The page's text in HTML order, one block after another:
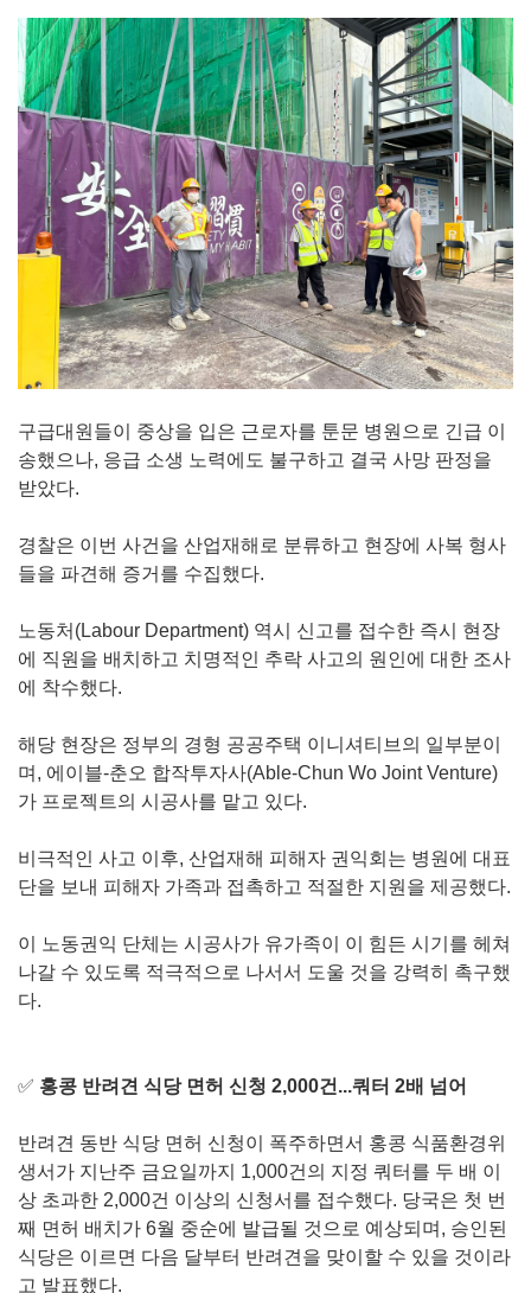
구급대원들이 중상을 입은 근로자를 툰문 병원으로 긴급 이
송했으나, 응급 소생 노력에도 불구하고 결국 사망 판정을
받았다.
경찰은 이번 사건을 산업재해로 분류하고 현장에 사복 형사
들을 파견해 증거를 수집했다.
노동처(Labour Department) 역시 신고를 접수한 즉시 현장
에 직원을 배치하고 치명적인 추락 사고의 원인에 대한 조사
에 착수했다.
해당 현장은 정부의 경형 공공주택 이니셔티브의 일부분이
며, 에이블-춘오 합작투자사(Able-Chun Wo Joint Venture)
가 프로젝트의 시공사를 맡고 있다.
비극적인 사고 이후, 산업재해 피해자 권익회는 병원에 대표
단을 보내 피해자 가족과 접촉하고 적절한 지원을 제공했다.
이 노동권익 단체는 시공사가 유가족이 이 힘든 시기를 헤쳐
나갈 수 있도록 적극적으로 나서서 도울 것을 강력히 촉구했
다.
✅ 홍콩 반려견 식당 면허 신청 2,000건...쿼터 2배 넘어
반려견 동반 식당 면허 신청이 폭주하면서 홍콩 식품환경위
생서가 지난주 금요일까지 1,000건의 지정 쿼터를 두 배 이
상 초과한 2,000건 이상의 신청서를 접수했다. 당국은 첫 번
째 면허 배치가 6월 중순에 발급될 것으로 예상되며, 승인된
식당은 이르면 다음 달부터 반려견을 맞이할 수 있을 것이라
고 발표했다.